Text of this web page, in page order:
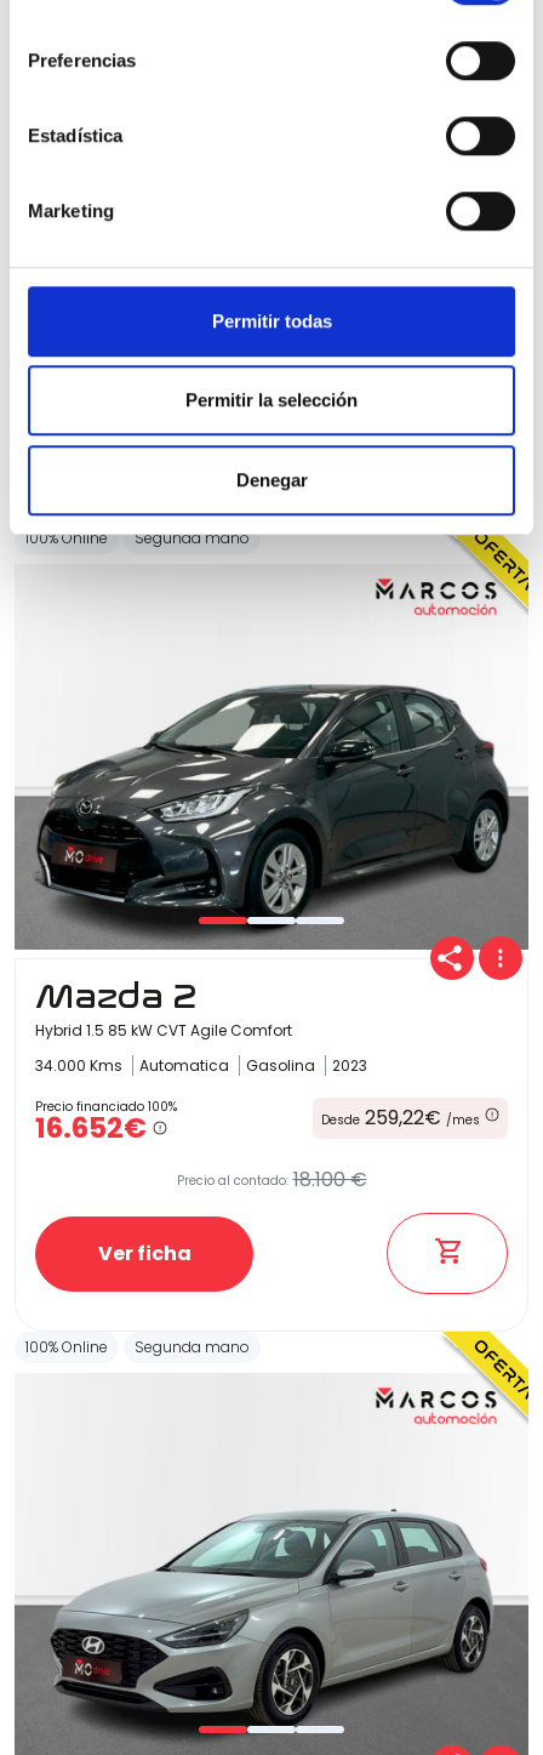
Preferencias
Estadística
Marketing
Permitir todas
Permitir la selección
Denegar
evolution E-Tech PHEV 117kW (160CV)
Precio al contado: 22.500 €
Ver ficha
100% Online Segunda mano
Mazda 2
Hybrid 1.5 85 kW CVT Agile Comfort
34.000 Kms
Automatica Gasolina 2023
Precio financiado 100%
16.652€ Desde 259,22€ /mes
Precio al contado: 18.100 €
Ver ficha
100% Online Segunda mano